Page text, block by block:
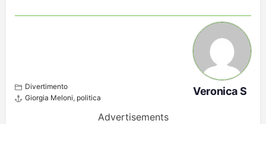
Divertimento
Giorgia Meloni, politica
Veronica S
Advertisements